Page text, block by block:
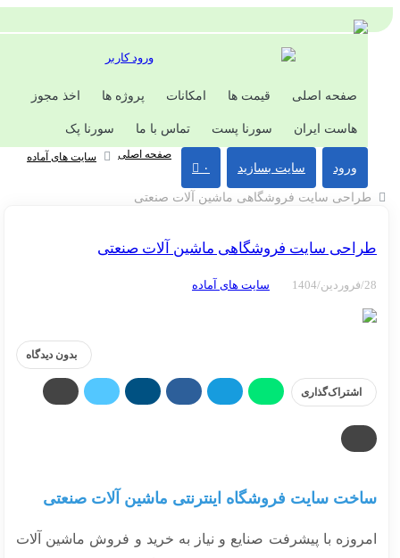
ورود کاربر
صفحه اصلی قیمت ها امکانات پروژه ها اخذ مجوز
هاست ایران سورنا پست تماس با ما سورنا پک
سایت بسازید ۰
صفحه اصلی سایت های آماده
سایت فروشگاهی ماشین آلات صنعتی
سایت فروشگاهی ماشین آلات صنعتی
سایت های آماده
بدون دیدگاه
اشتراک‌گذاری
سایت فروشگاه اینترنتی ماشین آلات صنعتی
با پیشرفت صنایع و نیاز به خرید و فروش ماشین آلات